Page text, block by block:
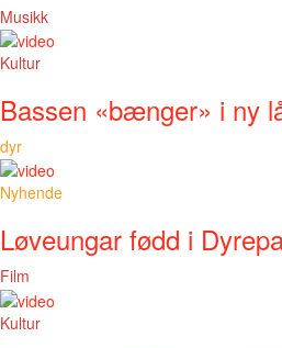
Musikk
Kultur
Bassen «bænger» i ny
dyr
Nyhende
Løveungar fødd i
Film
Kultur